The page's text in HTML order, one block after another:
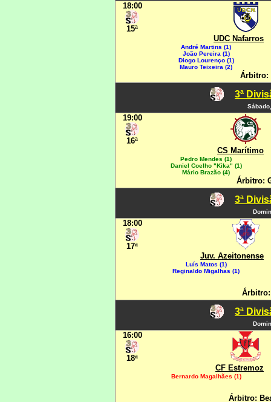
18:00
15ª
UDC Nafarros
André Martins (1)
João Pereira (1)
Diogo Lourenço (1)
Mauro Teixeira (2)
Árbitro:
3ª
19:00
16ª
CS Marítimo
Pedro Mendes (1)
Daniel Coelho "Kika" (1)
Mário Brazão (4)
Árbitro:
3ª
18:00
17ª
Juv. Azeitonense
Luís Matos (1)
Reginaldo Migalhas (1)
Árbitro:
3ª
16:00
18ª
CF Estremoz
Bernardo Magalhães (1)
Árbitro: